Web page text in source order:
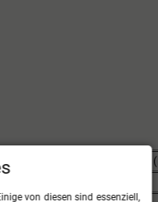
Kontergewicht
von diesen sind essenziell,